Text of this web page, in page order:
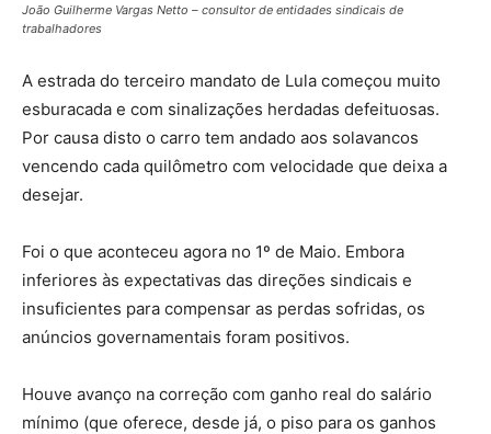
João Guilherme Vargas Netto – consultor de entidades sindicais de
trabalhadores
A estrada do terceiro mandato de Lula começou muito
esburacada e com sinalizações herdadas defeituosas.
Por causa disto o carro tem andado aos solavancos
vencendo cada quilômetro com velocidade que deixa a
desejar.
Foi o que aconteceu agora no 1º de Maio. Embora
inferiores às expectativas das direções sindicais e
insuficientes para compensar as perdas sofridas, os
anúncios governamentais foram positivos.
Houve avanço na correção com ganho real do salário
mínimo (que oferece, desde já, o piso para os ganhos